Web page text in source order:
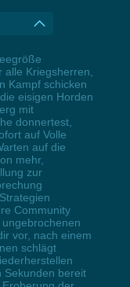
Kriegsherren,
Kampf schicken
eisigen Horden
mit
donnertest,
auf Volle
auf die
mehr,
zur
Community
vor, nach einem
schlägt
Sekunden bereit